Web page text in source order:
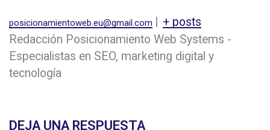
posicionamientoweb.eu@gmail.com
+ posts
Redacción Posicionamiento Web Systems -
Especialistas en SEO, marketing digital y
tecnología
DEJA UNA RESPUESTA